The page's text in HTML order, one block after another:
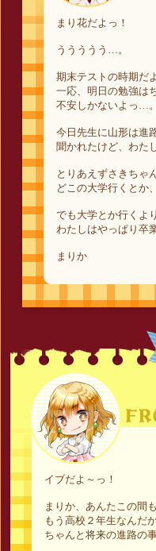
まり花だよっ！
ううううう…。
期末テストの時期だ
一応、明日の勉強は
不安しかないよっ…。
今日先生に山形は進
聞かれたけど、わた
とりあえずさきちゃ
どこの大学行くとか
でも大学とか行くよ
わたしはやっぱり卒
まりか
イブだよ～っ！
まりか、あんたこの間
もう高校２年生なんだ
ちゃんと将来の進路の